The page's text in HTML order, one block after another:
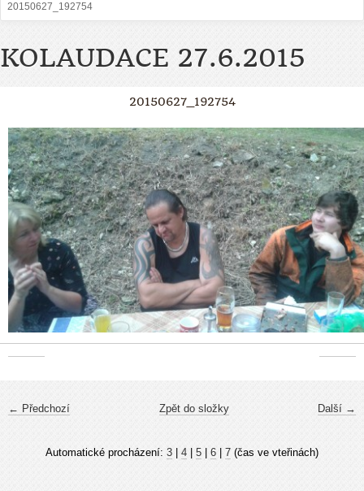
20150627_192754
KOLAUDACE 27.6.2015
20150627_192754
← Předchozí Další →
Zpět do složky
Automatické procházení: 3 4 5 6 7 (čas ve vteřinách)